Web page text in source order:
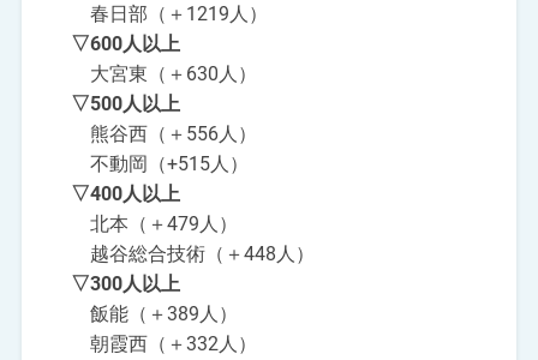
春日部（＋1219人）
▽600人以上
大宮東（＋630人）
▽500人以上
熊谷西（＋556人）
不動岡（+515人）
▽400人以上
北本（＋479人）
越谷総合技術（＋448人）
▽300人以上
飯能（＋389人）
朝霞西（＋332人）